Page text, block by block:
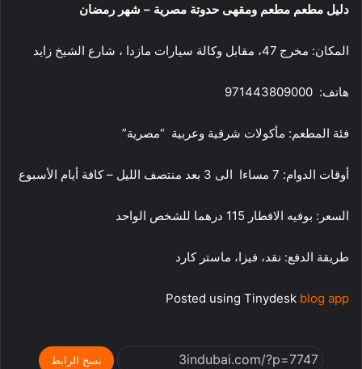
دليل مطعم مطعم ومقهى حدوتة مصرية – شهر رمضان
المكان: مخرج 47، مقابل وكالة سيارات مازدا ، شارع الشيخ زايد
هاتف: 971443809000
فئة المطعم: مأكولات شرقية وعربية “مصرية”
أوقات الدوام: 7 مساءا الى 3 بعد منتصف الليل – كافة أيام الأسبوع
السعر: بوفيه الافطار 115 درهما للشخص الواحد
طريقة الدفع: نقد، فيزا، ماستر كارد
Posted using Tinydesk blog app
نسخ الرابط